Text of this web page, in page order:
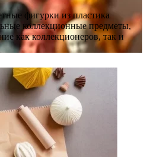
фигурки из пластика
коллекционные предметы,
как коллекционеров, так и